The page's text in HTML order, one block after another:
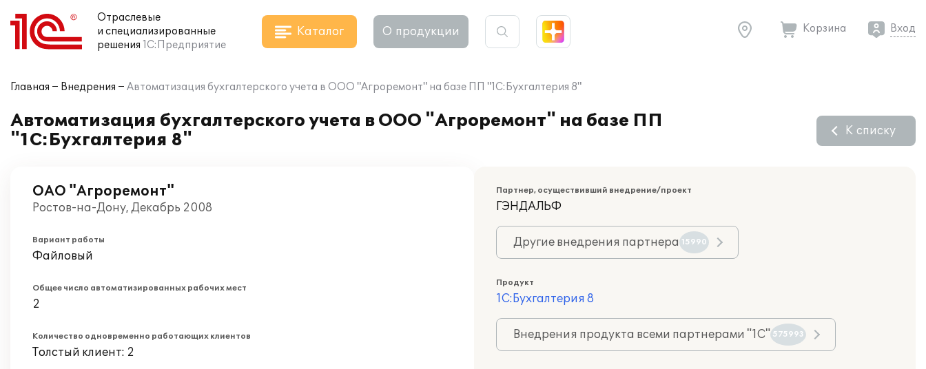
Отраслевые
и специализированные
решения 1С:Предприятие
Каталог О продукции Корзина Вход
Главная Внедрения Автоматизация бухгалтерского учета в ООО "Агроремонт" на базе ПП "1С:Бухгалтерия 8"
Автоматизация бухгалтерского учета в ООО "Агроремонт" на базе ПП
"1С:Бухгалтерия 8"
К списку
ОАО "Агроремонт"
Ростов-на-Дону, Декабрь 2008
Вариант работы
Файловый
Общее число автоматизированных рабочих мест
2
Количество одновременно работающих клиентов
Толстый клиент: 2
Партнер, осуществивший внедрение/проект
ГЭНДАЛЬФ
Другие внедрения партнера 15990
Продукт
1С:Бухгалтерия 8
Внедрения продукта всеми партнерами "1С" 575993